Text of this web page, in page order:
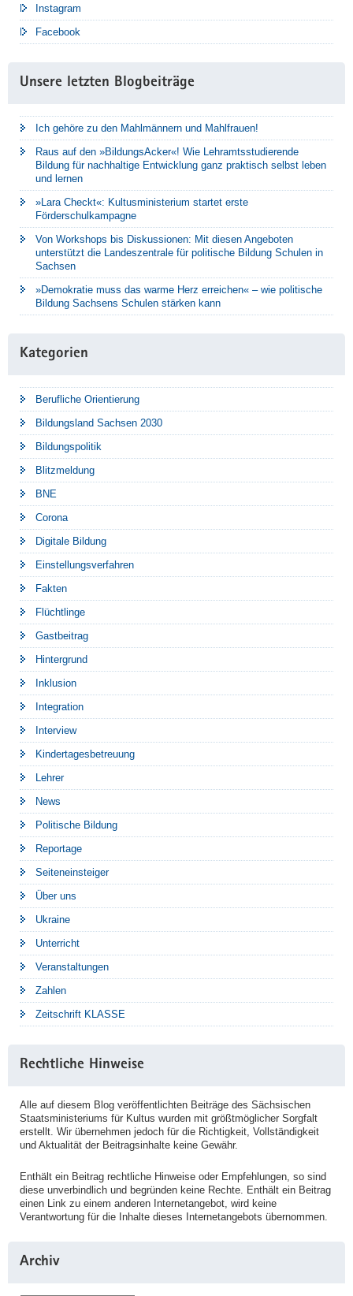
Instagram
Facebook
Unsere letzten Blogbeiträge
Ich gehöre zu den Mahlmännern und Mahlfrauen!
Raus auf den »BildungsAcker«! Wie Lehramtsstudierende
Bildung für nachhaltige Entwicklung ganz praktisch selbst leben
und lernen
»Lara Checkt«: Kultusministerium startet erste
Förderschulkampagne
Von Workshops bis Diskussionen: Mit diesen Angeboten
unterstützt die Landeszentrale für politische Bildung Schulen in
Sachsen
»Demokratie muss das warme Herz erreichen« – wie politische
Bildung Sachsens Schulen stärken kann
Kategorien
Berufliche Orientierung
Bildungsland Sachsen 2030
Bildungspolitik
Blitzmeldung
BNE
Corona
Digitale Bildung
Einstellungsverfahren
Fakten
Flüchtlinge
Gastbeitrag
Hintergrund
Inklusion
Integration
Interview
Kindertagesbetreuung
Lehrer
News
Politische Bildung
Reportage
Seiteneinsteiger
Über uns
Ukraine
Unterricht
Veranstaltungen
Zahlen
Zeitschrift KLASSE
Rechtliche Hinweise
Alle auf diesem Blog veröffentlichten Beiträge des Sächsischen
Staatsministeriums für Kultus wurden mit größtmöglicher Sorgfalt
erstellt. Wir übernehmen jedoch für die Richtigkeit, Vollständigkeit
und Aktualität der Beitragsinhalte keine Gewähr.
Enthält ein Beitrag rechtliche Hinweise oder Empfehlungen, so sind
diese unverbindlich und begründen keine Rechte. Enthält ein Beitrag
einen Link zu einem anderen Internetangebot, wird keine
Verantwortung für die Inhalte dieses Internetangebots übernommen.
Archiv